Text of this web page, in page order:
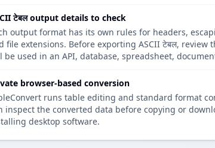
टेबल output details to check
output format has its own rules for headers,
file extensions. Before exporting ASCII टेबल, review
be used in an API, database, spreadsheet,
browser-based conversion
runs table editing and standard format
inspect the converted data before copying or
desktop software.